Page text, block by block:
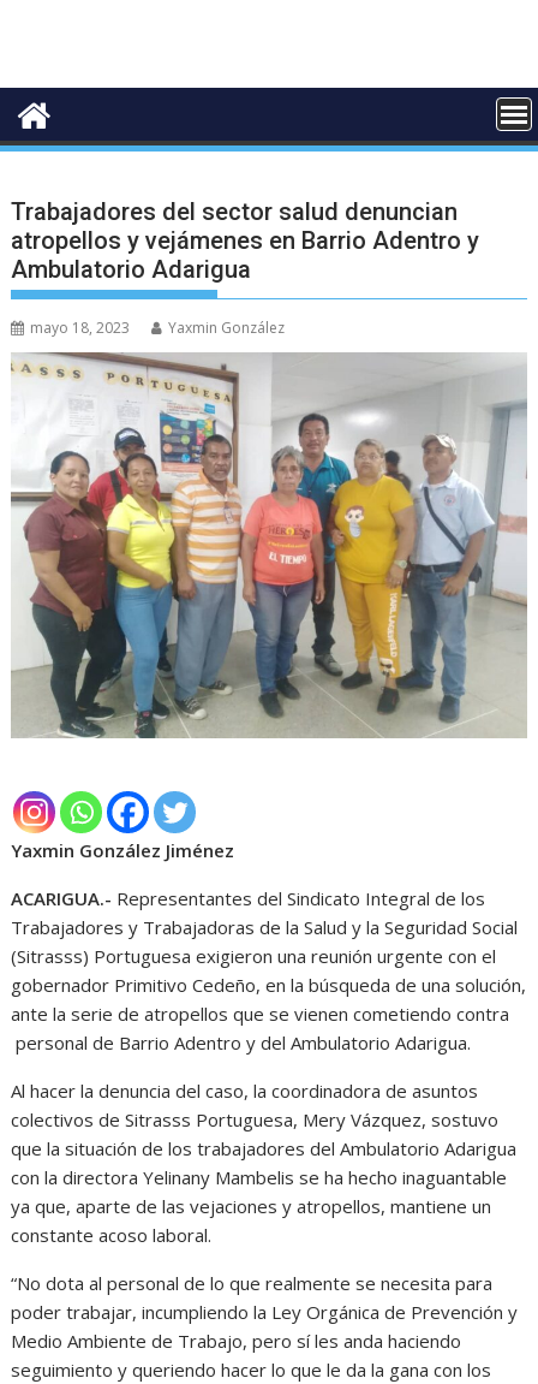
Trabajadores del sector salud denuncian
atropellos y vejámenes en Barrio Adentro y
Ambulatorio Adarigua
mayo 18, 2023 Yaxmin González
Yaxmin González Jiménez
ACARIGUA.- Representantes del Sindicato Integral de los
Trabajadores y Trabajadoras de la Salud y la Seguridad Social
(Sitrasss) Portuguesa exigieron una reunión urgente con el
gobernador Primitivo Cedeño, en la búsqueda de una solución,
ante la serie de atropellos que se vienen cometiendo contra
personal de Barrio Adentro y del Ambulatorio Adarigua.
Al hacer la denuncia del caso, la coordinadora de asuntos
colectivos de Sitrasss Portuguesa, Mery Vázquez, sostuvo
que la situación de los trabajadores del Ambulatorio Adarigua
con la directora Yelinany Mambelis se ha hecho inaguantable
ya que, aparte de las vejaciones y atropellos, mantiene un
constante acoso laboral.
“No dota al personal de lo que realmente se necesita para
poder trabajar, incumpliendo la Ley Orgánica de Prevención y
Medio Ambiente de Trabajo, pero sí les anda haciendo
seguimiento y queriendo hacer lo que le da la gana con los